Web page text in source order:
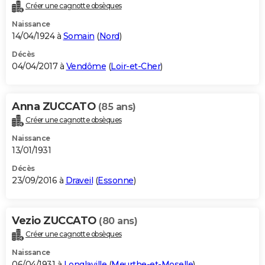
Créer une cagnotte obsèques
Naissance
14/04/1924 à Somain (Nord)
Décès
04/04/2017 à Vendôme (Loir-et-Cher)
Anna ZUCCATO (85 ans)
Créer une cagnotte obsèques
Naissance
13/01/1931
Décès
23/09/2016 à Draveil (Essonne)
Vezio ZUCCATO (80 ans)
Créer une cagnotte obsèques
Naissance